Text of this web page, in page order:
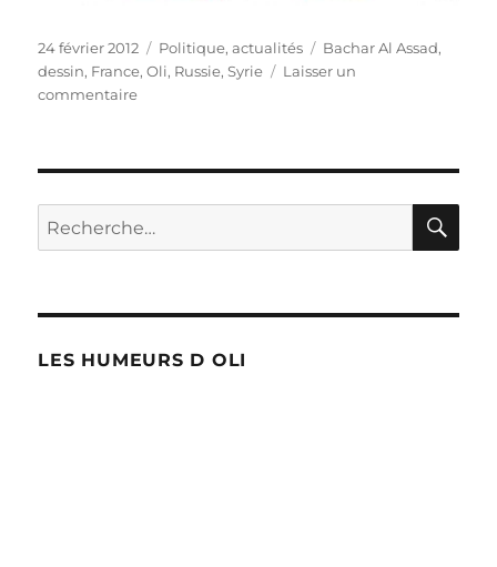
Publié
le
24 février 2012 Catégories
Politique, actualités Étiquettes
Bachar Al Assad,
dessin, France,Oli, Russie,Syrie
Laisser un
commentairesur
exception
!
Recherche
pour :
LES HUMEURS D OLI